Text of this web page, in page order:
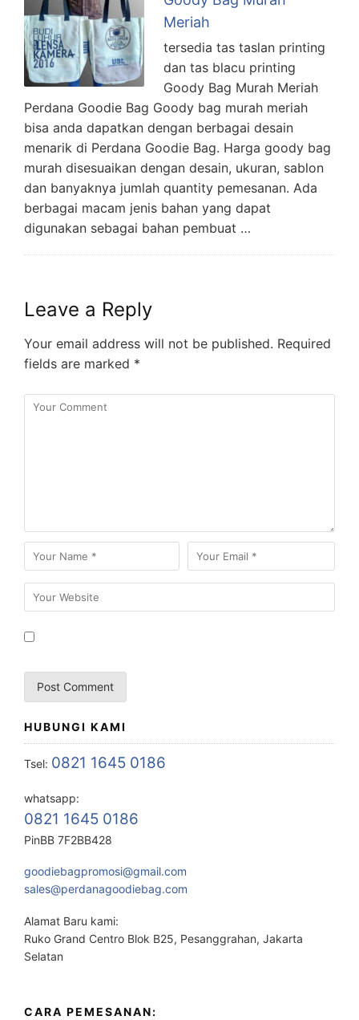
Meriah
tersedia tas taslan printing
dan tas blacu printing
Goody Bag Murah Meriah
Perdana Goodie Bag Goody bag murah meriah
bisa anda dapatkan dengan berbagai desain
menarik di Perdana Goodie Bag. Harga goody bag
murah disesuaikan dengan desain, ukuran, sablon
dan banyaknya jumlah quantity pemesanan. Ada
berbagai macam jenis bahan yang dapat
digunakan sebagai bahan pembuat …
Leave a Reply
Your email address will not be published. Required
fields are marked *
HUBUNGI KAMI
Tsel: 0821 1645 0186
whatsapp:
0821 1645 0186
PinBB 7F2BB428
goodiebagpromosi@gmail.com
sales@perdanagoodiebag.com
Alamat Baru kami:
Ruko Grand Centro Blok B25, Pesanggrahan, Jakarta
Selatan
CARA PEMESANAN: